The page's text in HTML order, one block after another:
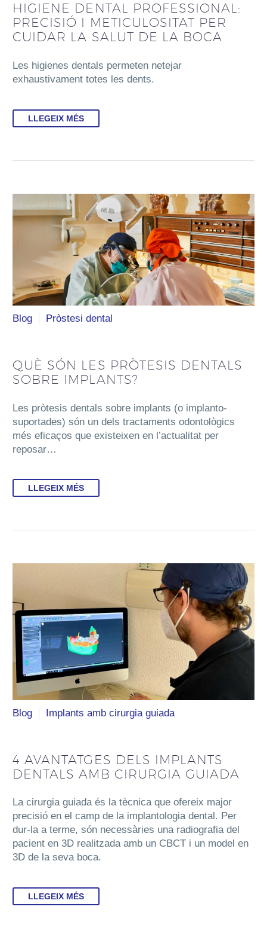
HIGIENE DENTAL PROFESSIONAL:
PRECISIÓ I METICULOSITAT PER
CUIDAR LA SALUT DE LA BOCA
Les higienes dentals permeten netejar
exhaustivament totes les dents.
LLEGEIX MÉS
Blog Pròstesi dental
QUÈ SÓN LES PRÒTESIS DENTALS
SOBRE IMPLANTS?
Les pròtesis dentals sobre implants (o implanto-
suportades) són un dels tractaments odontològics
més eficaços que existeixen en l’actualitat per
reposar…
LLEGEIX MÉS
Blog Implants amb cirurgia guiada
4 AVANTATGES DELS IMPLANTS
DENTALS AMB CIRURGIA GUIADA
La cirurgia guiada és la tècnica que ofereix major
precisió en el camp de la implantologia dental. Per
dur-la a terme, són necessàries una radiografia del
pacient en 3D realitzada amb un CBCT i un model en
3D de la seva boca.
LLEGEIX MÉS